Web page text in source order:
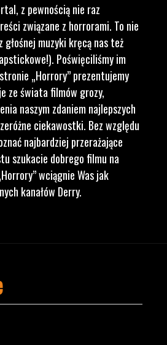
z pewnością nie raz
związane z horrorami. To nie
głośnej muzyki kręcą nas też
Poświęciliśmy im
„Horrory” prezentujemy
ze świata filmów grozy,
naszym zdaniem najlepszych
ciekawostki. Bez względu
najbardziej przerażające
szukacie dobrego filmu na
wciągnie Was jak
kanałów Derry.